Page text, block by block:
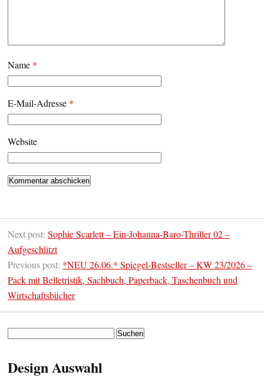
Name *
E-Mail-Adresse *
Website
Next post: Sophie Scarlett – Ein-Johanna-Baro-Thriller 02 –
Aufgeschlitzt
Previous post: *NEU 26.06.* Spiegel-Bestseller – KW 23/2026 –
Pack mit Belletristik, Sachbuch, Paperback, Taschenbuch und
Wirtschaftsbücher
Design Auswahl